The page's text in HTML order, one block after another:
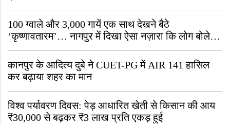
जीवित है
100 ग्वाले और 3,000 गायें एक साथ देखने बैठे
‘कृष्णावतारम’… नागपुर में दिखा ऐसा नज़ारा कि लोग बोले,
“ऐसा तो सिर्फ़ कृष्ण ही कर सकते हैं”
कानपुर के आदित्य दुबे ने CUET-PG में AIR 141 हासिल
कर बढ़ाया शहर का मान
विश्व पर्यावरण दिवस: पेड़ आधारित खेती से किसान की आय
₹30,000 से बढ़कर ₹3 लाख प्रति एकड़ हुई